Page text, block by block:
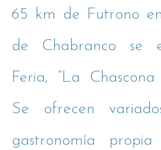
65 km de Futrono
de Chabranco se
Feria, “La
Se ofrecen
gastronomía